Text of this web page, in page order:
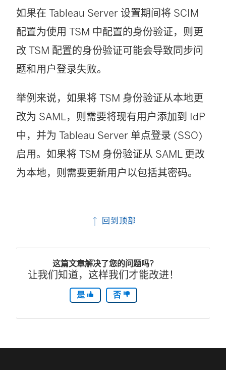
如果在 Tableau Server 设置期间将 SCIM
配置为使用 TSM 中配置的身份验证，则更
改 TSM 配置的身份验证可能会导致同步问
题和用户登录失败。
举例来说，如果将 TSM 身份验证从本地更
改为 SAML，则需要将现有用户添加到 IdP
中，并为 Tableau Server 单点登录 (SSO)
启用。如果将 TSM 身份验证从 SAML 更改
为本地，则需要更新用户以包括其密码。
回到顶部
这篇文章解决了您的问题吗?
让我们知道，这样我们才能改进！
是 否